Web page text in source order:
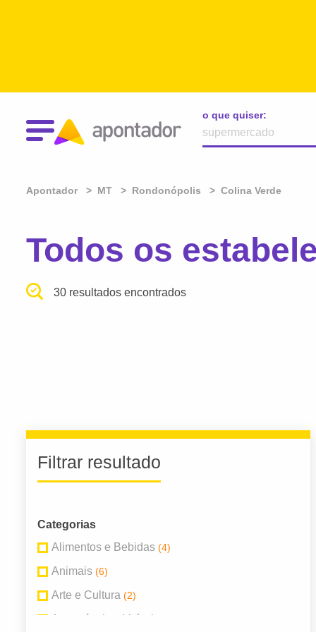
o que quiser:
Apontador MT Rondonópolis Colina Verde
Todos os
30 resultados encontrados
Filtrar resultado
Categorias
Alimentos e Bebidas (4)
Animais (6)
Arte e Cultura (2)
Automóveis e Veículos